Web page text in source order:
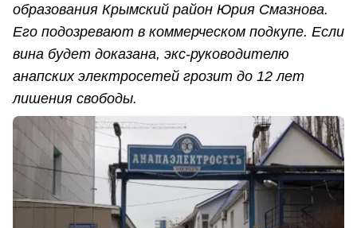
образования Крымский район Юрия Смазнова.
Его подозревают в коммерческом подкупе. Если
вина будет доказана, экс-руководителю
анапских электросетей грозит до 12 лет
лишения свободы.